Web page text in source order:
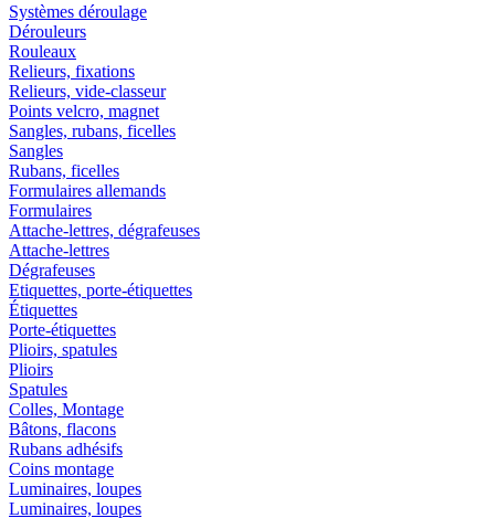
Systèmes déroulage
Dérouleurs
Rouleaux
Relieurs, fixations
Relieurs, vide-classeur
Points velcro, magnet
Sangles, rubans, ficelles
Sangles
Rubans, ficelles
Formulaires allemands
Formulaires
Attache-lettres, dégrafeuses
Attache-lettres
Dégrafeuses
Etiquettes, porte-étiquettes
Étiquettes
Porte-étiquettes
Plioirs, spatules
Plioirs
Spatules
Colles, Montage
Bâtons, flacons
Rubans adhésifs
Coins montage
Luminaires, loupes
Luminaires, loupes